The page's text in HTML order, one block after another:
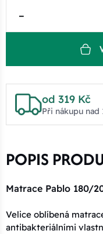
–
od 319 Kč
Při nákupu nad
POPIS
Matrace Pablo 180/
Velice oblíbená
antibakteriálními